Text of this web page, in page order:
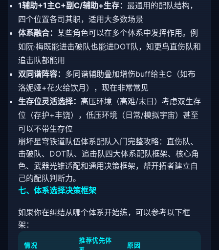
1辅助+1主C+副C/辅助+生存： 最通用的配队结构，
四个位置各司其职，适用大多数场景
体系融合： 某些角色可以在多个体系中发挥作用。例
如阮·梅既能进击破队也能进DOT队，知更鸟直伤队和
追击队都能用
双同谐阵容： 多同谐辅助叠加增伤buff给主C（如布
洛妮娅+花火给饮月），现在非常常见
生存位灵活选择： 高压环境（高难/末日）考虑双生存
位（存护+丰饶），低压环境（日常/模拟宇宙）甚至
可以不带生存位
崩坏星穹铁道队伍体系配队入门完整攻略：直伤队、
击破队、DOT队、追击队四大体系配队框架、核心角
色、武器光锥适配和通用决策框架，帮开拓者建立自
己的配队判断力。
七、体系选择决策框架
如果你在纠结从哪个体系开始练，可以参考以下框
架：
情况
推荐优先体
原因